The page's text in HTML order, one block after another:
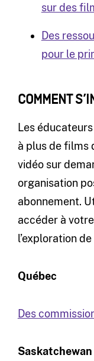
sur des
Des
pour le
COMMENT
Les
à plus de films
vidéo sur
organisation
abonnement.
accéder à
l’exploration
Québec
Des
Saskatchewan